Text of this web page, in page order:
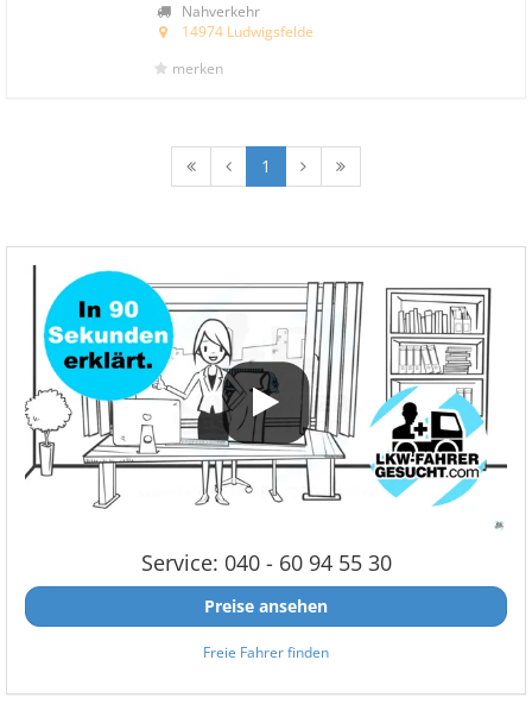
Nahverkehr
14974 Ludwigsfelde
merken
1
Service: 040 - 60 94 55 30
Preise ansehen
Freie Fahrer finden